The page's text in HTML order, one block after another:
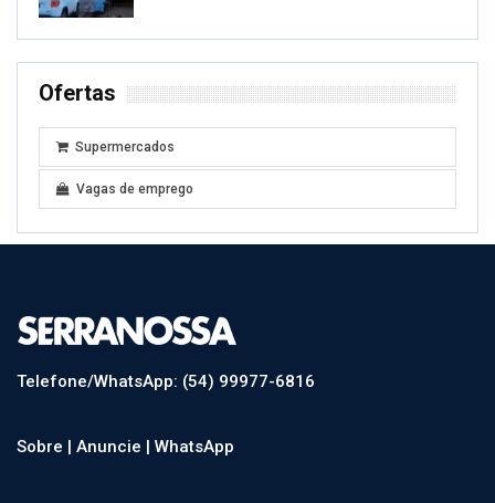
Ofertas
Supermercados
Vagas de emprego
Telefone/WhatsApp: (54) 99977-6816
Sobre | Anuncie | WhatsApp